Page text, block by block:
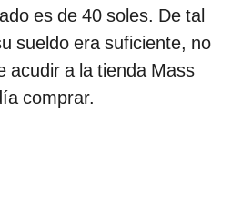
es de 40 soles. De tal
sueldo era suficiente, no
acudir a la tienda Mass
comprar.